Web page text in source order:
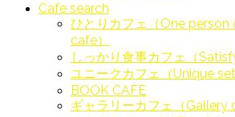
Cafe search
ひとりカフェ（One
cafe）
しっかり食事カフェ（
ユニークカフェ（Unique
BOOK CAFE
ギャラリーカフェ（Gallery